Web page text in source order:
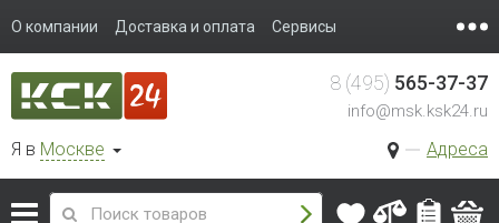
О компании Доставка и оплата Сервисы
Я в Москве Адреса
8 (495) 565-37-37
info@msk.ksk24.ru